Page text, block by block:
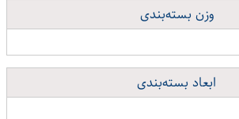
وزن بسته‌بندی
ابعاد بسته‌بندی